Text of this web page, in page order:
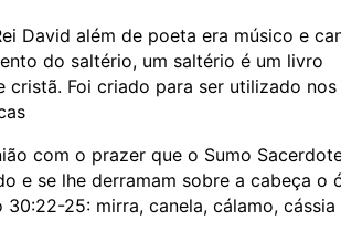
David além de poeta era músico e
do saltério, um saltério é um livro
Foi criado para ser utilizado nos
com o prazer que o Sumo
e se lhe derramam sobre a cabeça o
25: mirra, canela, cálamo, cássia